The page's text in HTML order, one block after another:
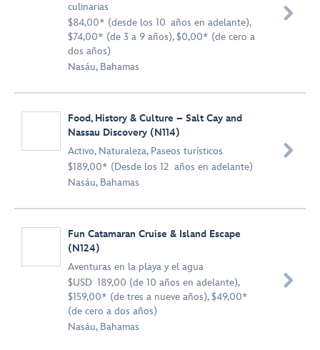
culinarias
$84,00* (desde los 10 años en adelante),
$74,00* (de 3 a 9 años), $0,00* (de cero a
dos años)
Nasáu, Bahamas

Food, History & Culture – Salt Cay and
Nassau Discovery (N114)
Activo, Naturaleza, Paseos turísticos
$189,00* (Desde los 12 años en adelante)
Nasáu, Bahamas

Fun Catamaran Cruise & Island Escape
(N124)
Aventuras en la playa y el agua
$USD 189,00 (de 10 años en adelante),
$159,00* (de tres a nueve años), $49,00*
(de cero a dos años)
Nasáu, Bahamas
